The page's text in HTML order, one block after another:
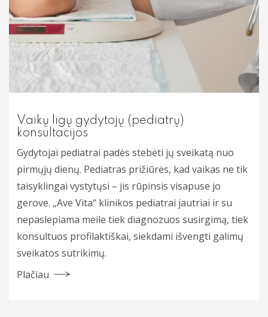
Nefrologija
Neurochirugija
Neurologija
Oftalmologija
Otorinolaringologija (LOR)
Ortopedija traumatologija
Pulmonologija
Rentgeno diagnostika
Reumatologija
Ultragarsiniai tyrimai
Urologija
Vaikų ligų gydytojų (pediatrų)
konsultacijos
Gydytojai pediatrai padės stebėti jų sveikatą nuo
pirmųjų dienų. Pediatras prižiūrės, kad vaikas ne tik
taisyklingai vystytųsi – jis rūpinsis visapuse jo
gerove. „Ave Vita“ klinikos pediatrai jautriai ir su
nepaslepiama meile tiek diagnozuos susirgimą, tiek
konsultuos profilaktiškai, siekdami išvengti galimų
sveikatos sutrikimų.
Plačiau